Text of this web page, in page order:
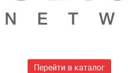
Перейти в каталог